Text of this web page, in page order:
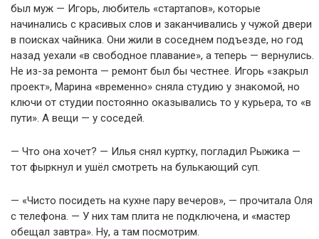
был муж — Игорь, любитель «стартапов», которые
начинались с красивых слов и заканчивались у чужой двери
в поисках чайника. Они жили в соседнем подъезде, но год
назад уехали «в свободное плавание», а теперь — вернулись.
Не из-за ремонта — ремонт был бы честнее. Игорь «закрыл
проект», Марина «временно» сняла студию у знакомой, но
ключи от студии постоянно оказывались то у курьера, то «в
пути». А вещи — у соседей.
— Что она хочет? — Илья снял куртку, погладил Рыжика —
тот фыркнул и ушёл смотреть на булькающий суп.
— «Чисто посидеть на кухне пару вечеров», — прочитала Оля
с телефона. — У них там плита не подключена, и «мастер
обещал завтра». Ну, а там посмотрим.